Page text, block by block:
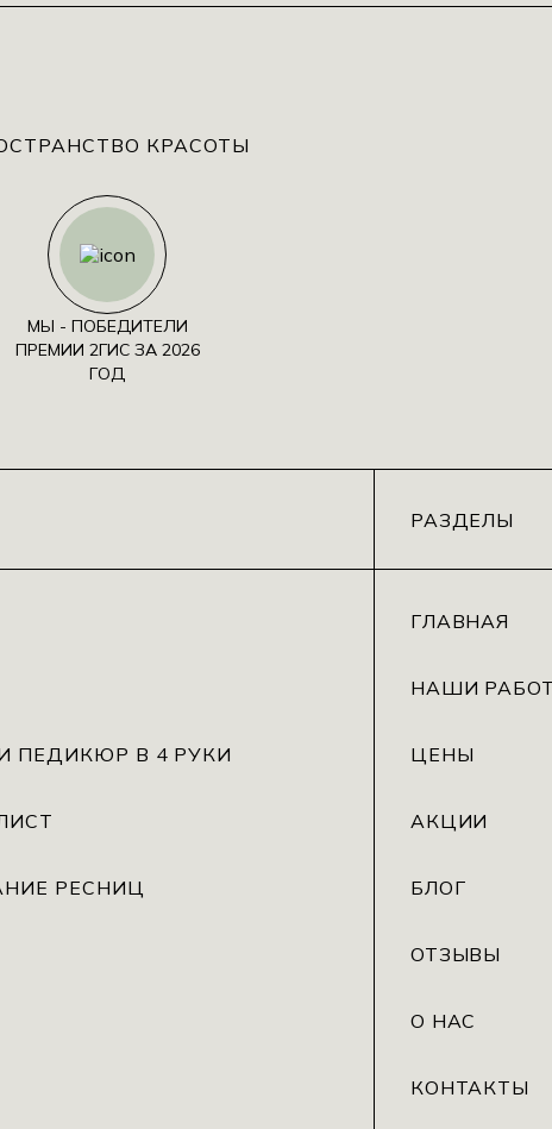
КРАСОТЫ
МЫ - ПОБЕДИТЕЛИ
ПРЕМИИ 2ГИС ЗА 2026
ГОД
ПЕДИКЮР В 4 РУКИ
РЕСНИЦ
РАЗДЕЛЫ
ГЛАВНАЯ
НАШИ
ЦЕНЫ
АКЦИИ
БЛОГ
ОТЗЫВЫ
О НАС
КОНТАКТЫ